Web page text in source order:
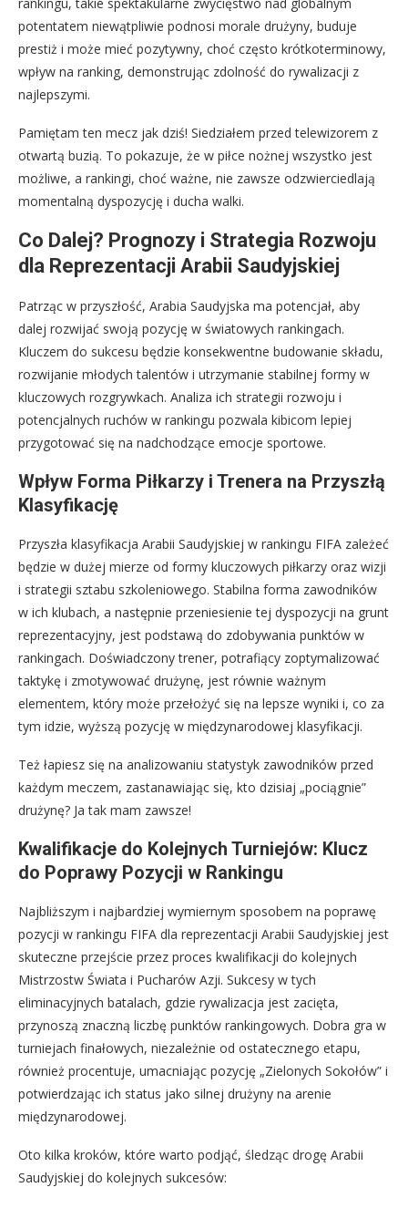
potentatem niewątpliwie podnosi morale drużyny, buduje
prestiż i może mieć pozytywny, choć często krótkoterminowy,
wpływ na ranking, demonstrując zdolność do rywalizacji z
najlepszymi.
Pamiętam ten mecz jak dziś! Siedziałem przed telewizorem z
otwartą buzią. To pokazuje, że w piłce nożnej wszystko jest
możliwe, a rankingi, choć ważne, nie zawsze odzwierciedlają
momentalną dyspozycję i ducha walki.
Co Dalej? Prognozy i Strategia Rozwoju
dla Reprezentacji Arabii Saudyjskiej
Patrząc w przyszłość, Arabia Saudyjska ma potencjał, aby
dalej rozwijać swoją pozycję w światowych rankingach.
Kluczem do sukcesu będzie konsekwentne budowanie składu,
rozwijanie młodych talentów i utrzymanie stabilnej formy w
kluczowych rozgrywkach. Analiza ich strategii rozwoju i
potencjalnych ruchów w rankingu pozwala kibicom lepiej
przygotować się na nadchodzące emocje sportowe.
Wpływ Forma Piłkarzy i Trenera na Przyszłą
Klasyfikację
Przyszła klasyfikacja Arabii Saudyjskiej w rankingu FIFA zależeć
będzie w dużej mierze od formy kluczowych piłkarzy oraz wizji
i strategii sztabu szkoleniowego. Stabilna forma zawodników
w ich klubach, a następnie przeniesienie tej dyspozycji na grunt
reprezentacyjny, jest podstawą do zdobywania punktów w
rankingach. Doświadczony trener, potrafiący zoptymalizować
taktykę i zmotywować drużynę, jest równie ważnym
elementem, który może przełożyć się na lepsze wyniki i, co za
tym idzie, wyższą pozycję w międzynarodowej klasyfikacji.
Też łapiesz się na analizowaniu statystyk zawodników przed
każdym meczem, zastanawiając się, kto dzisiaj „pociągnie”
drużynę? Ja tak mam zawsze!
Kwalifikacje do Kolejnych Turniejów: Klucz
do Poprawy Pozycji w Rankingu
Najbliższym i najbardziej wymiernym sposobem na poprawę
pozycji w rankingu FIFA dla reprezentacji Arabii Saudyjskiej jest
skuteczne przejście przez proces kwalifikacji do kolejnych
Mistrzostw Świata i Pucharów Azji. Sukcesy w tych
eliminacyjnych batalach, gdzie rywalizacja jest zacięta,
przynoszą znaczną liczbę punktów rankingowych. Dobra gra w
turniejach finałowych, niezależnie od ostatecznego etapu,
również procentuje, umacniając pozycję „Zielonych Sokołów” i
potwierdzając ich status jako silnej drużyny na arenie
międzynarodowej.
Oto kilka kroków, które warto podjąć, śledząc drogę Arabii
Saudyjskiej do kolejnych sukcesów: